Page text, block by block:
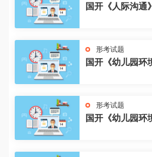
国开《人际沟通
形考试题
国开《幼儿园环
形考试题
国开《幼儿园环